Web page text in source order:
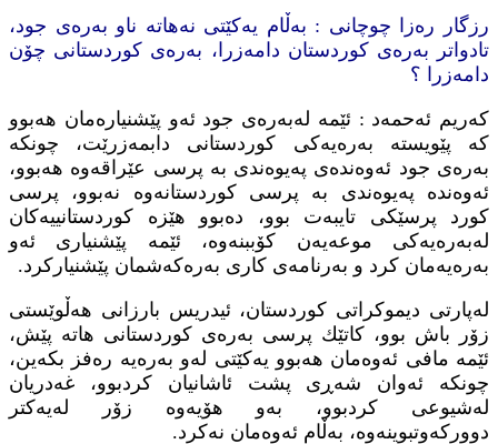
رزگار ره‌زا چوچانی : به‌ڵام یه‌كێتی نه‌هاته‌ ناو به‌ره‌ی جود،
تادواتر به‌ره‌ی كوردستان دامه‌زرا، به‌ره‌ی كوردستانی چۆن
دامه‌زرا ؟
كه‌ریم ئه‌حمه‌د : ئێمه‌ له‌به‌ره‌ی جود ئه‌و پێشنیاره‌مان هه‌بوو
كه‌ پێویسته‌ به‌ره‌یه‌كی كوردستانی دابمه‌زرێت، چونكه‌
به‌ره‌ی جود ئه‌وه‌نده‌ی په‌یوه‌ندی به‌ پرسی عێراقه‌وه‌ هه‌بوو،
ئه‌وه‌نده‌ په‌یوه‌ندی به‌ پرسی كوردستانه‌وه‌ نه‌بوو، پرسی
كورد پرسێكی تایبه‌ت بو‌و، ده‌بوو هێزه‌ كوردستانییه‌كان
له‌به‌ره‌یه‌كی موعه‌یه‌ن كۆببنه‌وه‌، ئێمه‌ پێشنیاری ئه‌و
به‌ره‌یه‌مان كرد و به‌رنامه‌ی كاری به‌ره‌كه‌شمان پێشنیاركرد.
له‌پارتی دیموكراتی كوردستان، ئیدریس بارزانی هه‌ڵوێستی
زۆر باش بوو، كاتێك پرسی به‌ره‌ی كوردستانی هاته‌ پێش،
ئێمه‌ مافی ئه‌وه‌مان هه‌بوو یه‌كێتی له‌و به‌ره‌یه‌ ره‌فز بكه‌ین،
چونكه‌ ئه‌وان شه‌ڕی پشت ئاشانیان كردبوو، غه‌دریان
له‌شیوعی كردبوو، به‌و هۆیه‌وه‌ زۆر له‌یه‌كتر
دووركه‌وتبوینه‌وه‌، به‌ڵام ئه‌وه‌مان نه‌كرد.